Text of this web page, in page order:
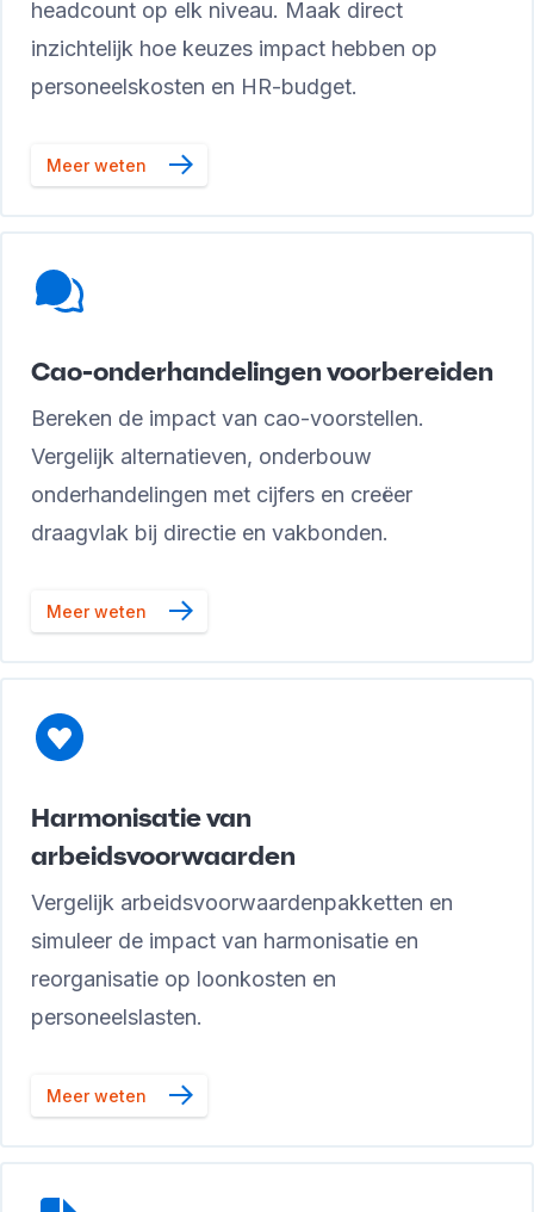
headcount op elk niveau. Maak direct
inzichtelijk hoe keuzes impact hebben op
personeelskosten en HR-budget.
Meer weten
Cao-onderhandelingen voorbereiden
Bereken de impact van cao-voorstellen.
Vergelijk alternatieven, onderbouw
onderhandelingen met cijfers en creëer
draagvlak bij directie en vakbonden.
Meer weten
Harmonisatie van
arbeidsvoorwaarden
Vergelijk arbeidsvoorwaardenpakketten en
simuleer de impact van harmonisatie en
reorganisatie op loonkosten en
personeelslasten.
Meer weten